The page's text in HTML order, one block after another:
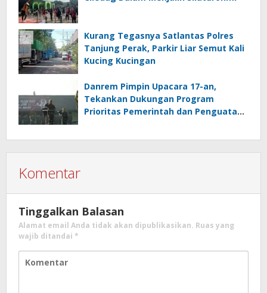
Kurang Tegasnya Satlantas Polres
Tanjung Perak, Parkir Liar Semut Kali
Kucing Kucingan
Danrem Pimpin Upacara 17-an,
Tekankan Dukungan Program
Prioritas Pemerintah dan Penguatan
Komentar
Tinggalkan Balasan
Alamat email Anda tidak akan dipublikasikan. Ruas yang
wajib ditandai *